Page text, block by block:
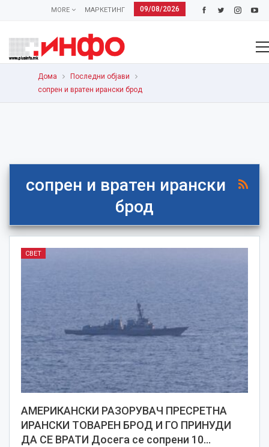
09/08/2026
МАРКЕТИНГ
MORE
Дома
Последни објави
сопрен и вратен ирански брод
сопрен и вратен ирански
брод
СВЕТ
АМЕРИКАНСКИ РАЗОРУВАЧ ПРЕСРЕТНА
ИРАНСКИ ТОВАРЕН БРОД И ГО ПРИНУДИ
ДА СЕ ВРАТИ Досега се сопрени 10…